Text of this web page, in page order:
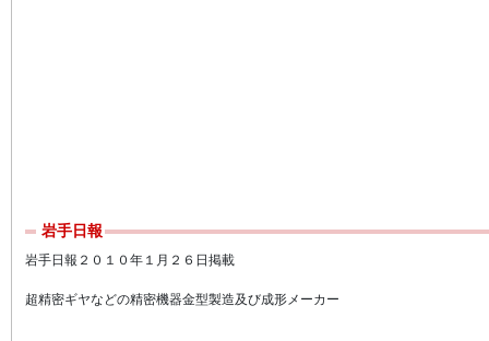
岩手日報
岩手日報２０１０年１月２６日掲載
超精密ギヤなどの精密機器金型製造及び成形メーカー